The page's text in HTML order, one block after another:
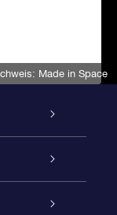
Made in Space